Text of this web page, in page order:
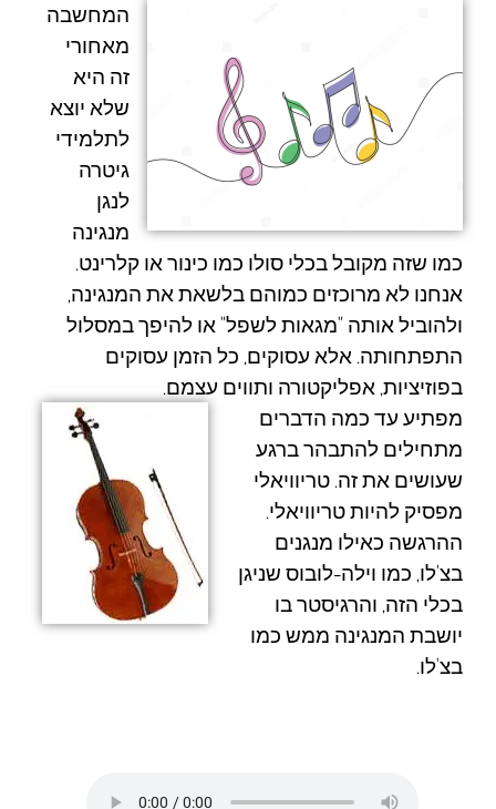
המחשבה
מאחורי
זה היא
שלא יוצא
לתלמידי
גיטרה
לנגן
מנגינה
כמו שזה מקובל בכלי סולו כמו כינור או קלרינט.
אנחנו לא מרוכזים כמוהם בלשאת את המנגינה,
ולהוביל אותה "מגאות לשפל" או להיפך במסלול
התפתחותה. אלא עסוקים, כל הזמן עסוקים
בפוזיציות, אפליקטורה ותווים עצמם.
מפתיע עד כמה הדברים
מתחילים להתבהר ברגע
שעושים את זה. טריוויאלי
מפסיק להיות טריוויאלי.
ההרגשה כאילו מנגנים
בצ'לו, כמו וילה-לובוס שניגן
בכלי הזה, והרגיסטר בו
יושבת המנגינה ממש כמו
בצ'לו.